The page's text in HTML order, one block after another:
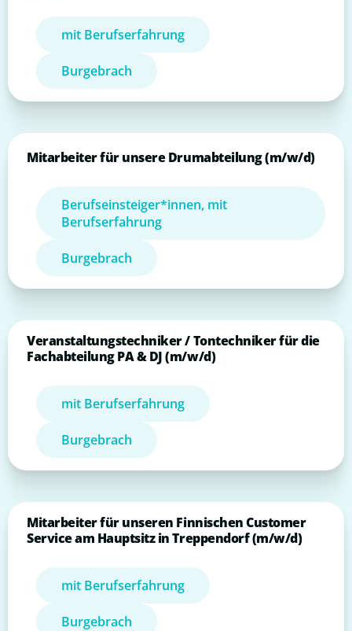
mit Berufserfahrung
Burgebrach
Mitarbeiter für unsere Drumabteilung (m/w/d)
Berufseinsteiger*innen, mit
Berufserfahrung
Burgebrach
Veranstaltungstechniker / Tontechniker für die
Fachabteilung PA & DJ (m/w/d)
mit Berufserfahrung
Burgebrach
Mitarbeiter für unseren Finnischen Customer
Service am Hauptsitz in Treppendorf (m/w/d)
mit Berufserfahrung
Burgebrach